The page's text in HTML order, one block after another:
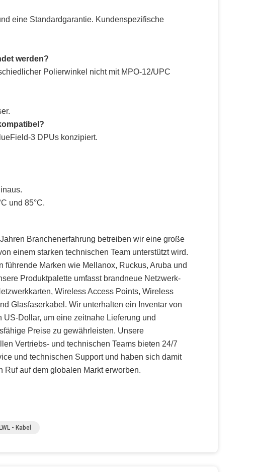
eine Standardgarantie. Kundenspezifische
werden?
Polierwinkel nicht mit MPO-12/UPC
3 DPUs konzipiert.
und 85°C.
Branchenerfahrung betreiben wir eine große
einem starken technischen Team unterstützt wird.
führende Marken wie Mellanox, Ruckus, Aruba und
Produktpalette umfasst brandneue Netzwerk-
Wireless Access Points, Wireless
Glasfaserkabel. Wir unterhalten ein Inventar von
US-Dollar, um eine zeitnahe Lieferung und
Preise zu gewährleisten. Unsere
Vertriebs- und technischen Teams bieten 24/7
und technischen Support und haben sich damit
Ruf auf dem globalen Markt erworben.
- Kabel